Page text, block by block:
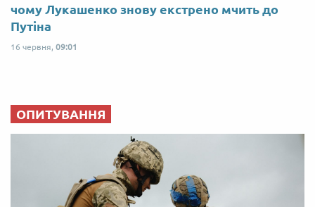
чому Лукашенко знову екстрено мчить до
Путіна
16 червня, 09:01
ОПИТУВАННЯ